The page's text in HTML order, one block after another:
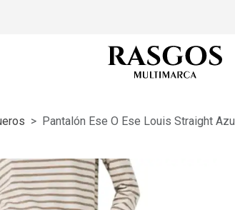
Pantalón Ese O Ese Louis Straight Azul